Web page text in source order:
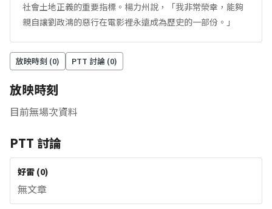
社會土地正義的重要指標。楊力州說，「我非常榮幸，能夠
親自讓劉政鴻的惡行在電影裡永遠成為歷史的一部份。」
放映時刻 (0) PTT 討論 (0)
放映時刻
目前無場次資料
PTT 討論
好雷 (0)
無文章